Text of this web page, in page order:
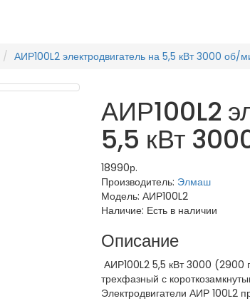
АИР100L2 электродвигатель на 5,5 кВт 3000 об/
АИР100L2
5,5 кВт
18990р.
Производитель: Элмаш
Модель: АИР100L2
Наличие: Есть в наличии
Описание
АИР100L2 5,5 кВт 3000 (2900
трехфазный с
Электродвигатели АИР 100L2